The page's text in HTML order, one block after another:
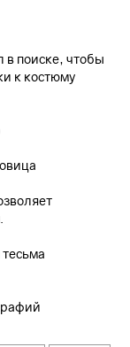
в поиске, чтобы
к костюму